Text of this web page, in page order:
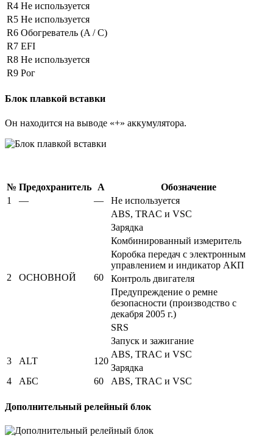
R4 Не используется
R5 Не используется
R6 Обогреватель (A / C)
R7 EFI
R8 Не используется
R9 Рог
Блок плавкой вставки
Он находится на выводе «+» аккумулятора.
№ Предохранитель А
Обозначение
1
— — Не используется
2 ОСНОВНОЙ 60
ABS, TRAC и VSC
Зарядка
Комбинированный измеритель
Коробка передач с электронным
управлением и индикатор АКП
Контроль двигателя
Предупреждение о ремне
безопасности (производство с
декабря 2005 г.)
SRS
Запуск и зажигание
3
ALT 120
ABS, TRAC и VSC
Зарядка
4
АБС 60 ABS, TRAC и VSC
Дополнительный релейный блок